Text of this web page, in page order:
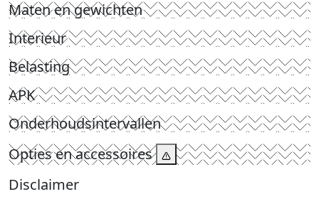
Maten en gewichten
Interieur
Belasting
APK
Onderhoudsintervallen
Opties en accessoires
Disclaimer